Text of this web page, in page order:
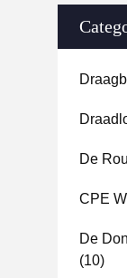
De
CPE
De
(10)